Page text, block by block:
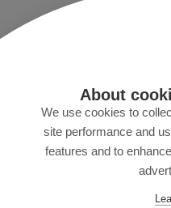
About
We use cookies to
site performance and
features and to
Abonniere